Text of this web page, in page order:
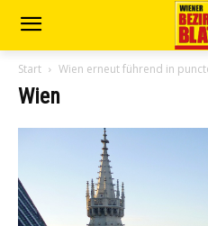
Start Wien erneut führend in
Wien